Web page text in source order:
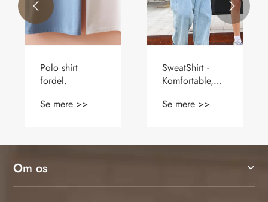
Er en sort
polyestervest
alsidige stykke
Se mere >>
Kan du bære en
besætningshals
atletik
Se mere >>
 
Om os